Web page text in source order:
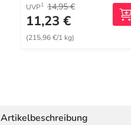
UVP1 14,95 €
11,23 €
(215,96 €/1 kg)
Artikelbeschreibung